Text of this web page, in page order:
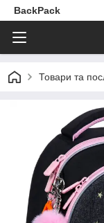
BackPack
Товари та